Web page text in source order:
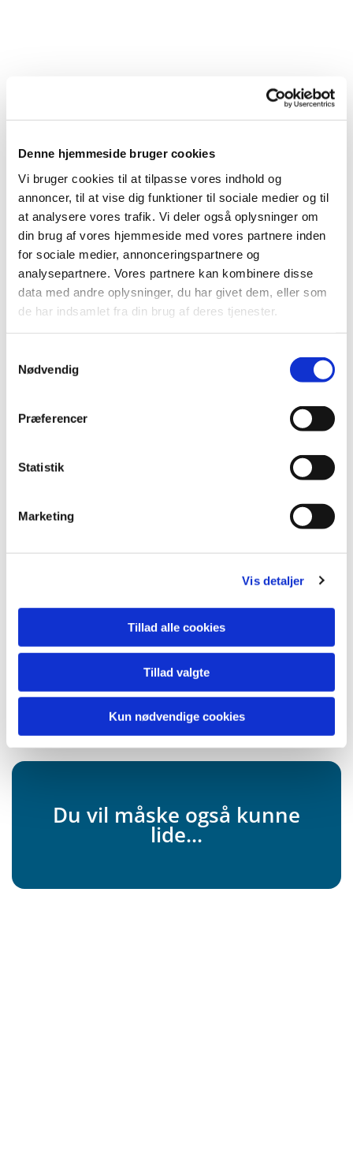
Denne hjemmeside bruger cookies
Vi bruger cookies til at tilpasse vores indhold og
annoncer, til at vise dig funktioner til sociale medier og til
at analysere vores trafik. Vi deler også oplysninger om
din brug af vores hjemmeside med vores partnere inden
for sociale medier, annonceringspartnere og
analysepartnere. Vores partnere kan kombinere disse
data med andre oplysninger, du har givet dem, eller som
de har indsamlet fra din brug af deres tjenester.
Nødvendig
Præferencer
Statistik
Marketing
Vis detaljer
Tillad alle cookies
Tillad valgte
Kun nødvendige cookies
Du vil måske også kunne
lide...